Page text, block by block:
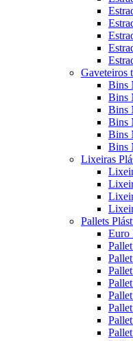
Gaveteiros
Bins
Bins
Bins
Bins
Bins
Bins
Lixeiras
Pallets
Euro